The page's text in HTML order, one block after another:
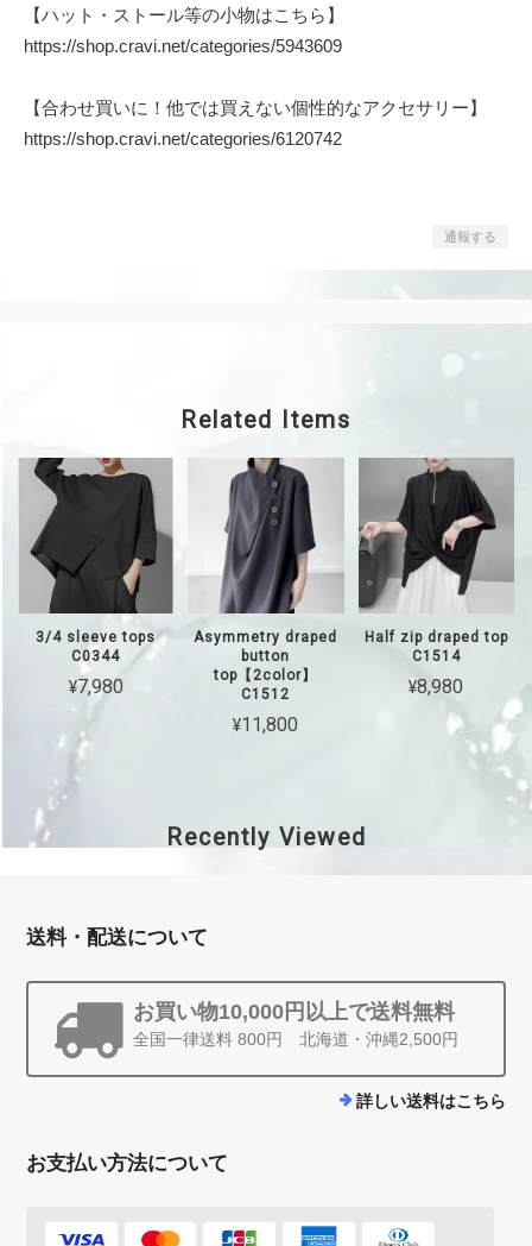
【ハット・ストール等の小物はこちら】
https://shop.cravi.net/categories/5943609
【合わせ買いに！他では買えない個性的なアクセサリー】
https://shop.cravi.net/categories/6120742
通報する
Related Items
3/4 sleeve tops
C0344
¥7,980
Asymmetry draped
button
top【2color】
C1512
¥11,800
Half zip draped top
C1514
¥8,980
Recently Viewed
送料・配送について
お買い物10,000円以上で送料無料
全国一律送料 800円 北海道・沖縄2,500円
詳しい送料はこちら
お支払い方法について